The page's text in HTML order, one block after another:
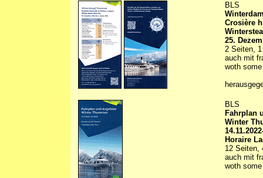
BLS
Crosière
25.
2 Seiten,
auch mit
woth
BLS
Fahrplan
Winter
Horaire
12 Seiten,
auch mit
woth